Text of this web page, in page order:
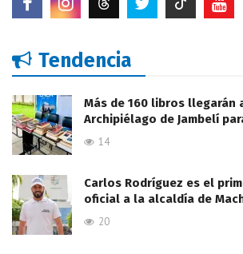
Tendencia
Más de 160 libros llegarán
Archipiélago de Jambelí
14
Carlos Rodríguez es el
oficial a la alcaldía de
20